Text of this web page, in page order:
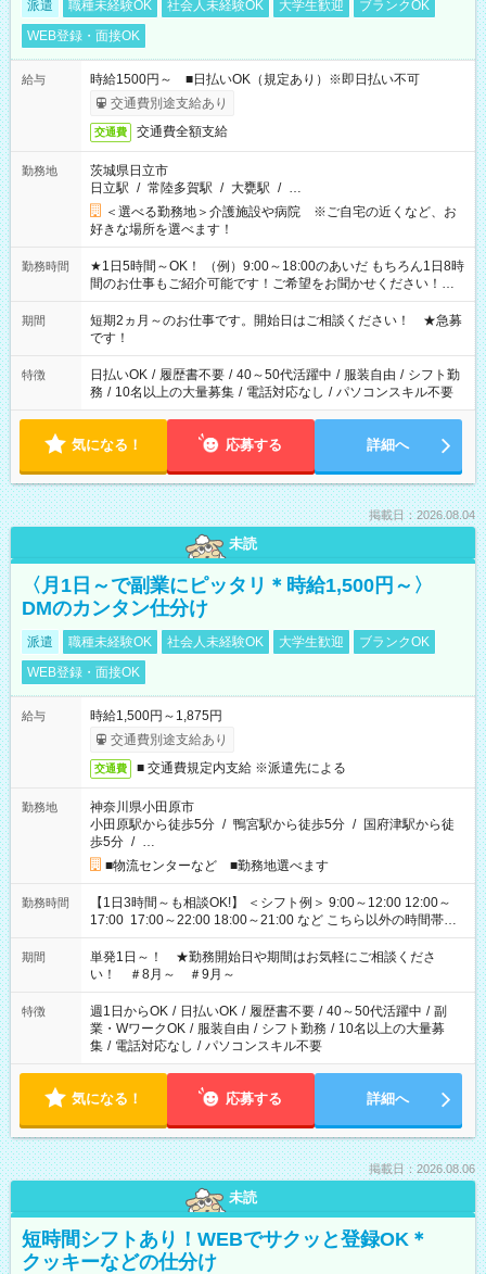
派遣 職種未経験OK 社会人未経験OK 大学生歓迎
ブランクOK
WEB登録・面接OK
給与
時給1500円～ ■日払いOK（規定あり）※即日払い不可
交通費別途支給あり
交通費 交通費全額支給
勤務地
茨城県日立市
日立駅 / 常陸多賀駅 / 大甕駅 / …
＜選べる勤務地＞介護施設や病院 ※ご自宅の近くなど、お
好きな場所を選べます！
勤務時間
★1日5時間～OK！ （例）9:00～18:00のあいだ もちろん1日8時
間のお仕事もご紹介可能です！ご希望をお聞かせください！★
家庭の都合でお休みが必要な場合も遠慮なくご相談ください。
※週最低15時間以上の勤務が必要です
期間
短期2ヵ月～のお仕事です。開始日はご相談ください！ ★急募
です！
特徴 日払いOK / 履歴書不要 / 40～50代活躍中 / 服装自由 / シフト勤
務 / 10名以上の大量募集 / 電話対応なし / パソコンスキル不要
気になる！ 応募する 詳細へ
掲載日：2026.08.04
未読
〈月1日～で副業にピッタリ＊時給1,500円～〉
DMのカンタン仕分け
派遣 職種未経験OK 社会人未経験OK 大学生歓迎
ブランクOK
WEB登録・面接OK
給与
時給1,500円～1,875円
交通費別途支給あり
交通費 ■ 交通費規定内支給 ※派遣先による
勤務地
神奈川県小田原市
小田原駅から徒歩5分 / 鴨宮駅から徒歩5分 / 国府津駅から徒
歩5分 / …
■物流センターなど ■勤務地選べます
勤務時間
【1日3時間～も相談OK!】 ＜シフト例＞ 9:00～12:00 12:00～
17:00 17:00～22:00 18:00～21:00 など こちら以外の時間帯も
お気軽にご相談ください！
期間
単発1日～！ ★勤務開始日や期間はお気軽にご相談くださ
い！ ＃8月～ ＃9月～
特徴 週1日からOK / 日払いOK / 履歴書不要 / 40～50代活躍中 / 副
業・WワークOK / 服装自由 / シフト勤務 / 10名以上の大量募
集 / 電話対応なし / パソコンスキル不要
気になる！ 応募する 詳細へ
掲載日：2026.08.06
未読
短時間シフトあり！WEBでサクッと登録OK＊
クッキーなどの仕分け